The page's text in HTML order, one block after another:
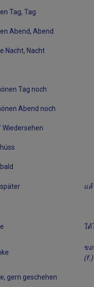
Tag, Tag
Abend, Abend
Nacht, Nacht
Tag noch
Abend noch
Wiedersehen
später แล้
ได้
ข
(f.)
gern geschehen